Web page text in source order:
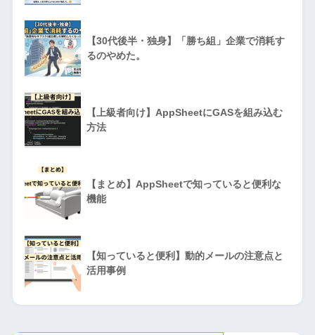
【30代後半・独身】「勝ち組」企業で消耗す
るのやめた。
【上級者向け】AppSheetにGASを組み込む
方法
【まとめ】AppSheetで知っていると便利な
機能
【知っていると便利】動的メールの注意点と
活用事例